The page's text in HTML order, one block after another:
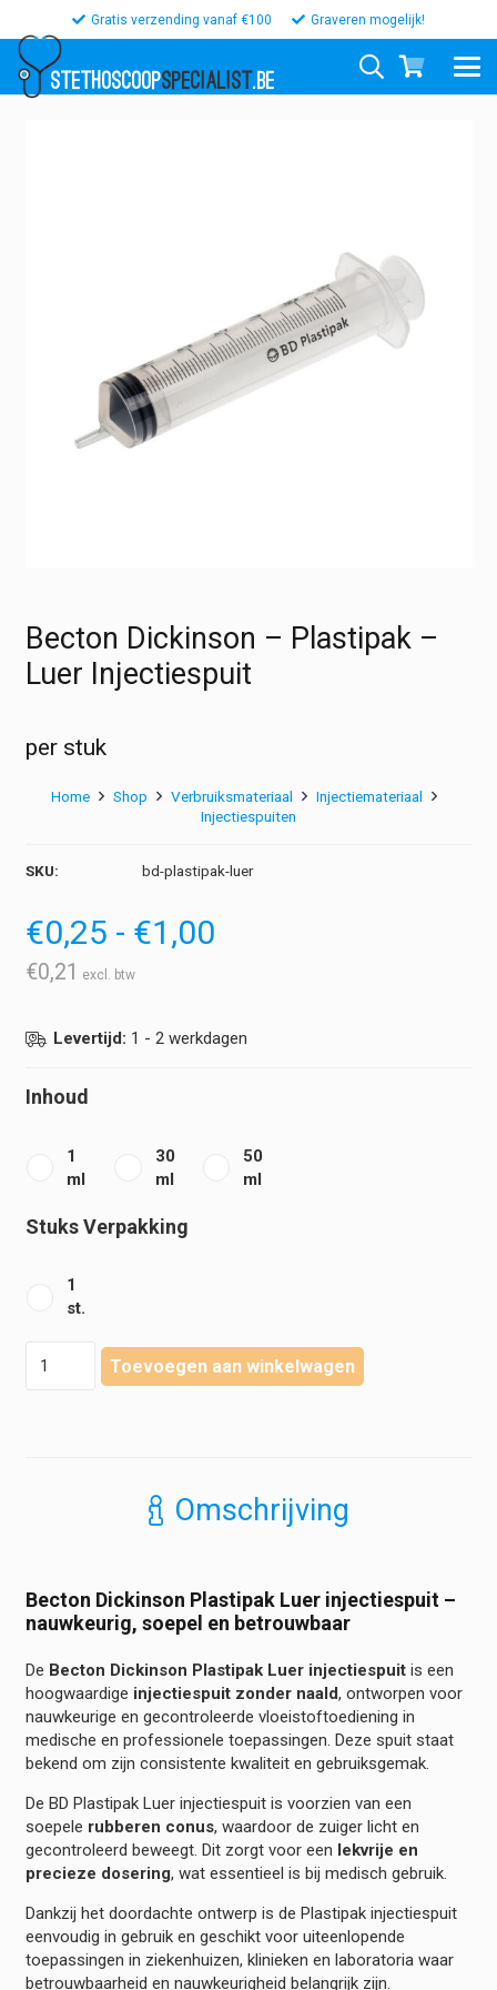
Gratis verzending vanaf €100 Graveren mogelijk!
STETHOSCOOPSPECIALIST.BE
Becton Dickinson – Plastipak –
Luer Injectiespuit
per stuk
Home Shop Verbruiksmateriaal
Injectiemateriaal
Injectiespuiten
SKU: bd-plastipak-luer
€0,25 - €1,00Prijsklasse:
€0,21
Levertijd: 1 - 2 werkdagen
Inhoud
1
ml
30
ml
50
ml
Stuks Verpakking
1
st.
Dickinson
Toevoegen aan winkelwagen
Omschrijving
Becton Dickinson Plastipak Luer injectiespuit –
nauwkeurig, soepel en betrouwbaar
De Becton Dickinson Plastipak Luer injectiespuitis een
hoogwaardige injectiespuit zonder naald, ontworpen voor
nauwkeurige en gecontroleerde vloeistoftoediening in
medische en professionele toepassingen. Deze spuit staat
bekend om zijn consistente kwaliteit en gebruiksgemak.
De BD Plastipak Luer injectiespuit is voorzien van een
soepele rubberen conus, waardoor de zuiger licht en
gecontroleerd beweegt. Dit zorgt voor een lekvrije en
precieze dosering, wat essentieel is bij medisch gebruik.
Dankzij het doordachte ontwerp is de Plastipak injectiespuit
eenvoudig in gebruik en geschikt voor uiteenlopende
toepassingen in ziekenhuizen, klinieken en laboratoria waar
betrouwbaarheid en nauwkeurigheid belangrijk zijn.